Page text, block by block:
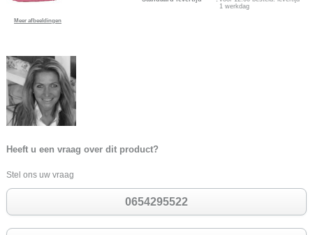
Meer afbeeldingen
1 werkdag
Heeft u een vraag over dit product?
Stel ons uw vraag
0654295522